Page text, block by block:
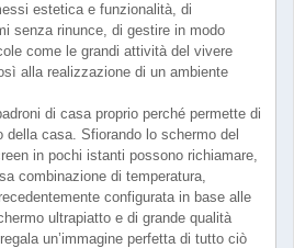
estetica e funzionalità, di
senza rinunce, di gestire in modo
come le grandi attività del vivere
alla realizzazione di un ambiente
di casa proprio perché permette di
della casa. Sfiorando lo schermo del
in pochi istanti possono richiamare,
combinazione di temperatura,
configurata in base alle
ultrapiatto e di grande qualità
un’immagine perfetta di tutto ciò